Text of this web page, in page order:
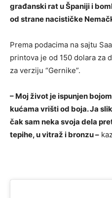
građanski rat u Španiji i
od strane nacističke
Prema podacima na sajtu
printova je od 150 dolara za
za verziju “Gernike”.
– Moj život je ispunjen
kućama vrišti od boja. Ja
čak sam neka svoja dela
tepihe, u vitraž i bronzu –